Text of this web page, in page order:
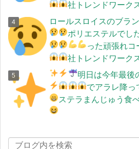
社トレンドワーク
ロールスロイスのブラ
ポリエステルでし
った頑張れコ
社トレンドワーク
明日は今年最後
でアラレ降っ
ステラまんじゅう食